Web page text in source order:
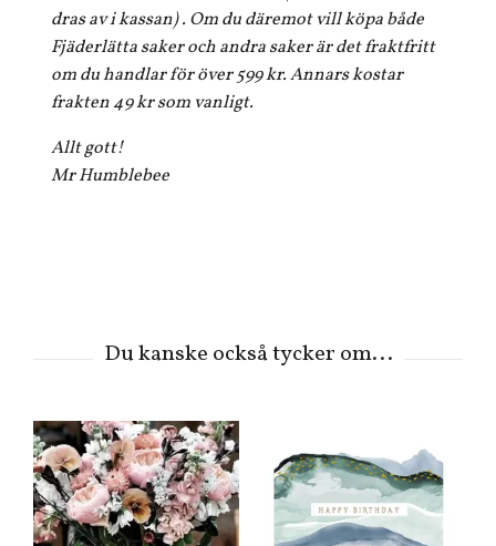
dras av i kassan) . Om du däremot vill köpa både
Fjäderlätta saker och andra saker är det fraktfritt
om du handlar för över 599 kr. Annars kostar
frakten 49 kr som vanligt.
Allt gott!
Mr Humblebee